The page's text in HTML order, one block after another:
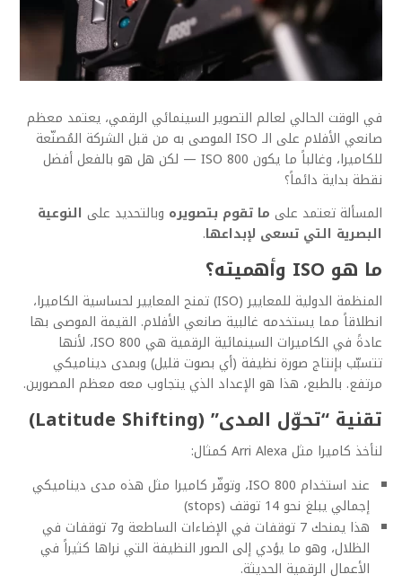
في الوقت الحالي لعالم التصوير السينمائي الرقمي، يعتمد معظم
صانعي الأفلام على الـ ISO الموصى به من قبل الشركة المُصنّعة
للكاميرا، وغالباً ما يكون ISO 800 — لكن هل هو بالفعل أفضل
نقطة بداية دائماً؟
المسألة تعتمد على ما تقوم بتصويره وبالتحديد على النوعية
البصرية التي تسعى لإبداعها.
ما هو ISO وأهميته؟
المنظمة الدولية للمعايير (ISO) تمنح المعايير لحساسية الكاميرا،
انطلاقاً مما يستخدمه غالبية صانعي الأفلام. القيمة الموصى بها
عادةً في الكاميرات السينمائية الرقمية هي ISO 800، لأنها
تتسبّب بإنتاج صورة نظيفة (أي بصوت قليل) وبمدى ديناميكي
مرتفع. بالطبع، هذا هو الإعداد الذي يتجاوب معه معظم المصورين.
تقنية “تحوّل المدى” (Latitude Shifting)
لنأخذ كاميرا مثل Arri Alexa كمثال:
عند استخدام ISO 800، وتوفّر كاميرا مثل هذه مدى ديناميكي
إجمالي يبلغ نحو 14 توقف (stops)
هذا يمنحك 7 توقفات في الإضاءات الساطعة و7 توقفات في
الظلال، وهو ما يؤدي إلى الصور النظيفة التي نراها كثيراً في
الأعمال الرقمية الحديثة.